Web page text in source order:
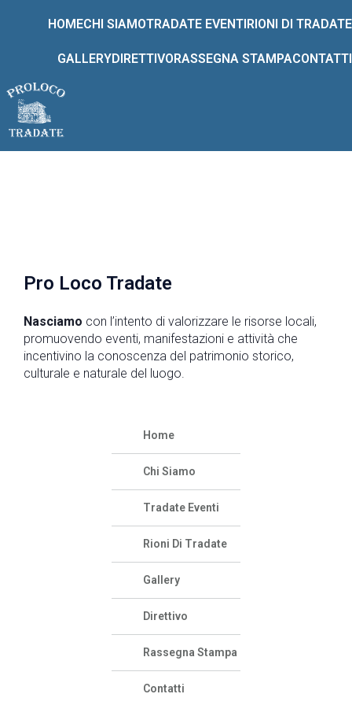
HOMECHI SIAMOTRADATE EVENTIRIONI DI TRADATE
GALLERYDIRETTIVORASSEGNA STAMPACONTATTI
Pro Loco Tradate
Nasciamo con l’intento di valorizzare le risorse locali,
promuovendo eventi, manifestazioni e attività che
incentivino la conoscenza del patrimonio storico,
culturale e naturale del luogo.
Home
Chi Siamo
Tradate Eventi
Rioni Di Tradate
Gallery
Direttivo
Rassegna Stampa
Contatti